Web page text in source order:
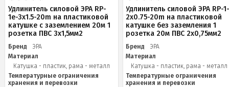
Удлинитель силовой ЭРА RP-
1e-3x1.5-20m на пластиковой
катушке c заземлением 20м 1
розетка ПВС 3х1,5мм2
Бренд
ЭРА
Материал
Катушка - пластик, рама - металл
Температурные ограничения
хранения и перевозки
Удлинитель силовой ЭРА RP-
2x0.75-20m на пластиковой
катушке без заземления 1
розетка 20м ПВС 2х0,75мм2
Бренд
ЭРА
Материал
Катушка - пластик, рама - металл
Температурные ограничения
хранения и перевозки